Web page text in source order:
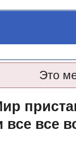
Это
все все